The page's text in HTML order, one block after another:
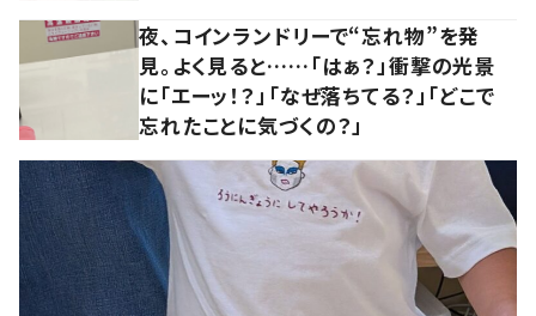
夜、コインランドリーで“忘れ物”を発
見。よく見ると……「はぁ？」衝撃の光景
に「エーッ！？」「なぜ落ちてる？」「どこで
忘れたことに気づくの？」